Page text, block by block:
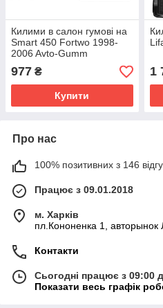
Килими в салон гумові на
Smart 450 Fortwo 1998-
2006 Avto-Gumm
977 ₴
Купити
1
Про нас
100% позитивних з 146
Працює з 09.01.2018
м. Харків
пл.Кононенка 1, авторынок
Контакти
Сьогодні працює з 09:00
Показати весь графік